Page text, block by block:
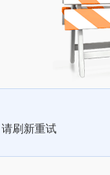
刷新重试